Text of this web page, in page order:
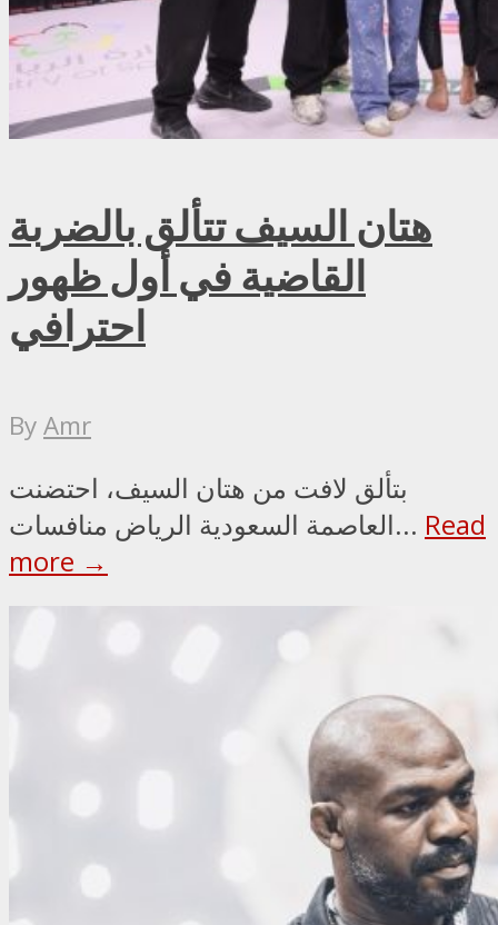
هتان السيف تتألق بالضربة
القاضية في أول ظهور
احترافي
ByAmr
بتألق لافت من هتان السيف، احتضنت
العاصمة السعودية الرياض منافسات... Read
more →